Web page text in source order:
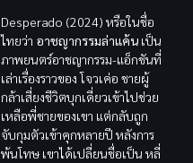
Desperado (2024) หรือในชื่อ
ไทยว่า อาชญากรรมล่าแค้น เป็น
ภาพยนตร์อาชญากรรม-แอ็กชันที่
เล่าเรื่องราวของ โจวเค่อ ชายผู้
กล้าเสี่ยงชีวิตบุกเดี่ยวเข้าไปช่วย
เหลือพี่ชายของเขา แต่กลับถูก
จับกุมตัวเข้าคุกหลายปี หลังการ
พ้นโทษ เขาได้เปลี่ยนชื่อเป็น หลี่